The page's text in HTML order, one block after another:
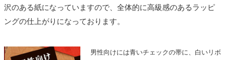
沢のある紙になっていますので、全体的に高級感のあるラッピ
ングの仕上がりになっております。
男性向けには青いチェックの帯に、白いリボ